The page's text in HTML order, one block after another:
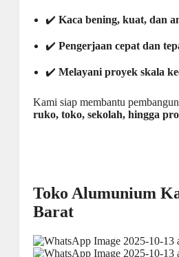
✔️ Kaca bening, kuat, dan
✔️ Pengerjaan cepat dan
✔️ Melayani proyek skala
Kami siap membantu
ruko, toko, sekolah, hingga
Toko Alumunium
Barat